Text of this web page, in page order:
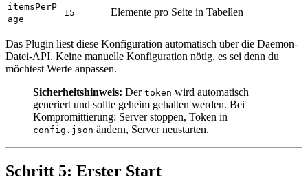
itemsPerP
age
15 Elemente pro Seite in Tabellen
Das Plugin liest diese Konfiguration automatisch über die Daemon-
Datei-API. Keine manuelle Konfiguration nötig, es sei denn du
möchtest Werte anpassen.
Sicherheitshinweis: Der token wird automatisch
generiert und sollte geheim gehalten werden. Bei
Kompromittierung: Server stoppen, Token in
config.json ändern, Server neustarten.
Schritt 5: Erster Start